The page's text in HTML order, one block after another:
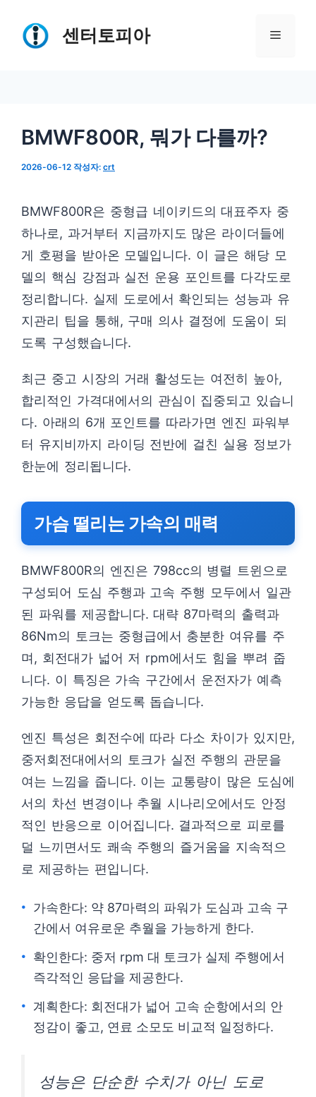
센터토피아 메
BMWF800R, 뭐가 다를까?
2026-06-12 작성자: crt
BMWF800R은 중형급 네이키드의 대표주자 중
하나로, 과거부터 지금까지도 많은 라이더들에
게 호평을 받아온 모델입니다. 이 글은 해당 모
델의 핵심 강점과 실전 운용 포인트를 다각도로
정리합니다. 실제 도로에서 확인되는 성능과 유
지관리 팁을 통해, 구매 의사 결정에 도움이 되
도록 구성했습니다.
최근 중고 시장의 거래 활성도는 여전히 높아,
합리적인 가격대에서의 관심이 집중되고 있습니
다. 아래의 6개 포인트를 따라가면 엔진 파워부
터 유지비까지 라이딩 전반에 걸친 실용 정보가
한눈에 정리됩니다.
가슴 떨리는 가속의 매력
BMWF800R의 엔진은 798cc의 병렬 트윈으로
구성되어 도심 주행과 고속 주행 모두에서 일관
된 파워를 제공합니다. 대략 87마력의 출력과
86Nm의 토크는 중형급에서 충분한 여유를 주
며, 회전대가 넓어 저 rpm에서도 힘을 뿌려 줍
니다. 이 특징은 가속 구간에서 운전자가 예측
가능한 응답을 얻도록 돕습니다.
엔진 특성은 회전수에 따라 다소 차이가 있지만,
중저회전대에서의 토크가 실전 주행의 관문을
여는 느낌을 줍니다. 이는 교통량이 많은 도심에
서의 차선 변경이나 추월 시나리오에서도 안정
적인 반응으로 이어집니다. 결과적으로 피로를
덜 느끼면서도 쾌속 주행의 즐거움을 지속적으
로 제공하는 편입니다.
가속한다: 약 87마력의 파워가 도심과 고속 구
간에서 여유로운 추월을 가능하게 한다.
확인한다: 중저 rpm 대 토크가 실제 주행에서
즉각적인 응답을 제공한다.
계획한다: 회전대가 넓어 고속 순항에서의 안
정감이 좋고, 연료 소모도 비교적 일정하다.
성능은 단순한 수치가 아닌 도로